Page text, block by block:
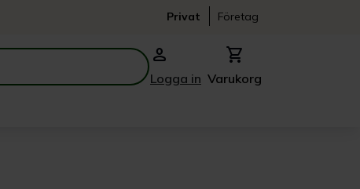
Privat Företag
person
Logga in
shopping_cart
Varukorg